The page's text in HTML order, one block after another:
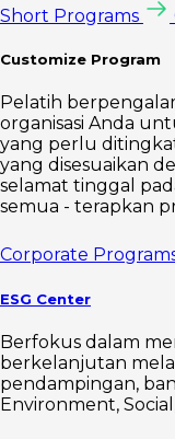
Short Programs
Customize Program
Pelatih
organisasi Anda
yang perlu
yang disesuaikan
selamat tinggal
semua - terapkan
Corporate
ESG Center
Berfokus dalam
berkelanjutan
pendampingan,
Environment,